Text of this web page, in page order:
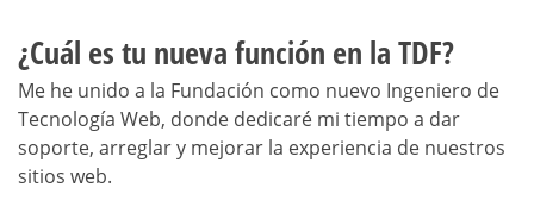
¿Cuál es tu nueva función en la TDF?
Me he unido a la Fundación como nuevo Ingeniero de
Tecnología Web, donde dedicaré mi tiempo a dar
soporte, arreglar y mejorar la experiencia de nuestros
sitios web.